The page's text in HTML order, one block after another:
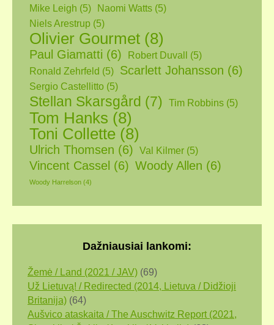
Mike Leigh (5) Naomi Watts (5)
Niels Arestrup (5)
Olivier Gourmet (8)
Paul Giamatti (6) Robert Duvall
(5)
Ronald Zehrfeld (5) Scarlett Johansson (6)
Sergio Castellitto (5)
Stellan Skarsgård (7) Tim Robbins (5)
Tom Hanks (8)
Toni Collette (8)
Ulrich Thomsen (6) Val Kilmer (5)
Vincent Cassel (6) Woody Allen (6)
Woody Harrelson (4)
Dažniausiai lankomi:
Žemė / Land (2021 / JAV) (69)
Už Lietuvą! / Redirected (2014, Lietuva / Didžioji
Britanija) (64)
Aušvico ataskaita / The Auschwitz Report (2021,